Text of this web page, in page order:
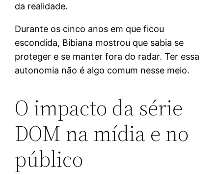
da realidade.
Durante os cinco anos em que ficou
escondida, Bibiana mostrou que sabia se
proteger e se manter fora do radar. Ter essa
autonomia não é algo comum nesse meio.
O impacto da série
DOM na mídia e no
público